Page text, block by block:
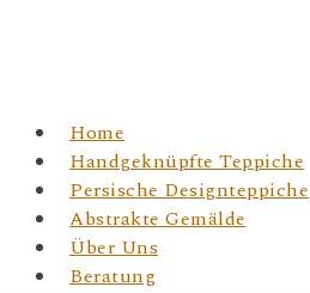
Home
Handgeknüpfte Teppiche
Persische Designteppiche
Abstrakte Gemälde
Über Uns
Beratung